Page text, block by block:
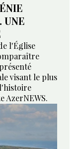
UNE
l'Église
visant le plus
AzerNEWS.